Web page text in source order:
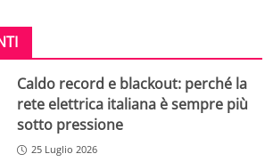
Caldo record e blackout: perché la
rete elettrica italiana è sempre più
sotto pressione
25 Luglio 2026